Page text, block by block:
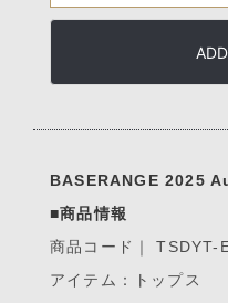
BASERANGE 2025
■商品情報
商品コード｜ TSDYT-
アイテム：トップス